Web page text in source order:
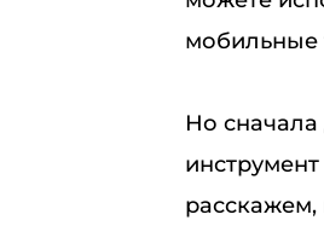
мобильные
Но